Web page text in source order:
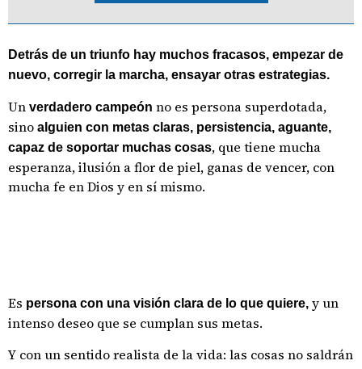
Detrás de un triunfo hay muchos fracasos, empezar de
nuevo, corregir la marcha, ensayar otras estrategias.
Un verdadero campeón no es persona superdotada,
sino alguien con metas claras, persistencia, aguante,
capaz de soportar muchas cosas, que tiene mucha
esperanza, ilusión a flor de piel, ganas de vencer, con
mucha fe en Dios y en sí mismo.
Es persona con una visión clara de lo que quiere, y un
intenso deseo que se cumplan sus metas.
Y con un sentido realista de la vida: las cosas no saldrán